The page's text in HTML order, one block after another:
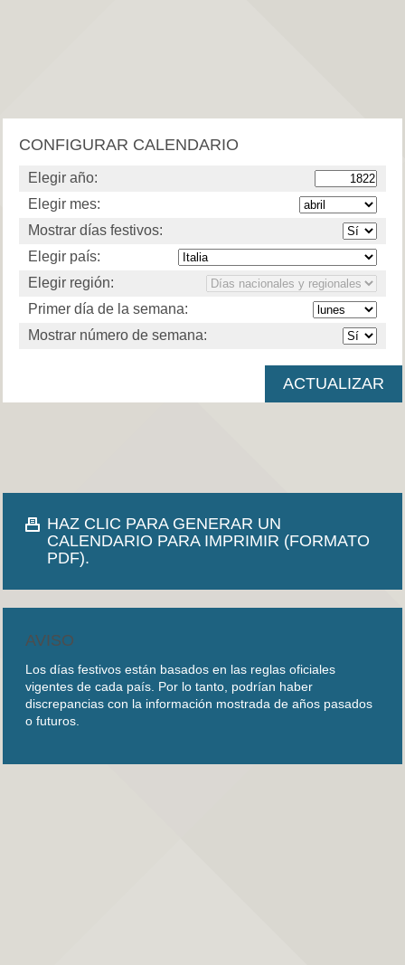
CONFIGURAR CALENDARIO
Elegir año:
Elegir mes:
Mostrar días festivos:
Elegir país:
Elegir región:
Primer día de la semana:
Mostrar número de semana:
HAZ CLIC PARA GENERAR UN
CALENDARIO PARA IMPRIMIR (FORMATO
PDF).
AVISO
Los días festivos están basados en las reglas oficiales
vigentes de cada país. Por lo tanto, podrían haber
discrepancias con la información mostrada de años pasados
o futuros.